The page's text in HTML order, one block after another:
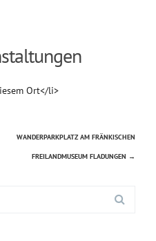
Ort</li>
WANDERPARKPLATZ AM FRÄNKISCHEN
FREILANDMUSEUM FLADUNGEN →